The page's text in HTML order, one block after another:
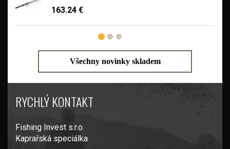
163.24 €
Všechny novinky skladem
RYCHLÝ KONTAKT
Fishing Invest s.r.o.
Kaprařská speciálka